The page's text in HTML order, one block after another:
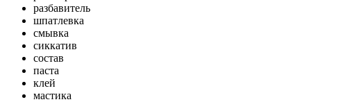
разбавитель
шпатлевка
смывка
сиккатив
состав
паста
клей
мастика